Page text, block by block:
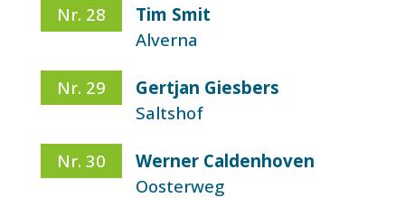
Nr. 28
Tim Smit
Alverna
Nr. 29
Gertjan Giesbers
Saltshof
Nr. 30
Werner Caldenhoven
Oosterweg